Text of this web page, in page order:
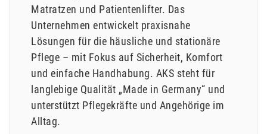
Matratzen und Patientenlifter. Das
Unternehmen entwickelt praxisnahe
Lösungen für die häusliche und stationäre
Pflege – mit Fokus auf Sicherheit, Komfort
und einfache Handhabung. AKS steht für
langlebige Qualität „Made in Germany“ und
unterstützt Pflegekräfte und Angehörige im
Alltag.